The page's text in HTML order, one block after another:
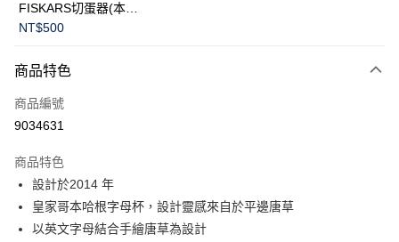
聯邦商業銀行
元大商業銀行
台新國際商業銀行
黑貓宅急便
FISKARS切蛋器(本商
品不提供破損保證)
NT$500
商品特色
商品編號
9034631
商品特色
設計於2014 年
皇家哥本哈根字母杯，設計靈感來自於平邊唐草
以英文字母結合手繪唐草為設計